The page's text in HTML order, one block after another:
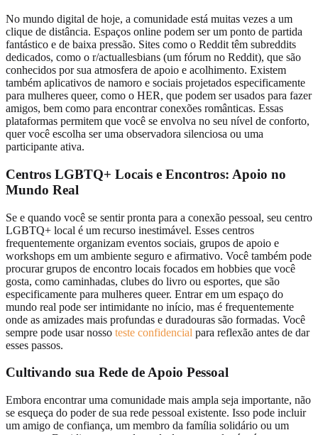
No mundo digital de hoje, a comunidade está muitas vezes a um
clique de distância. Espaços online podem ser um ponto de partida
fantástico e de baixa pressão. Sites como o Reddit têm subreddits
dedicados, como o r/actuallesbians (um fórum no Reddit), que são
conhecidos por sua atmosfera de apoio e acolhimento. Existem
também aplicativos de namoro e sociais projetados especificamente
para mulheres queer, como o HER, que podem ser usados para fazer
amigos, bem como para encontrar conexões românticas. Essas
plataformas permitem que você se envolva no seu nível de conforto,
quer você escolha ser uma observadora silenciosa ou uma
participante ativa.
Centros LGBTQ+ Locais e Encontros: Apoio no
Mundo Real
Se e quando você se sentir pronta para a conexão pessoal, seu centro
LGBTQ+ local é um recurso inestimável. Esses centros
frequentemente organizam eventos sociais, grupos de apoio e
workshops em um ambiente seguro e afirmativo. Você também pode
procurar grupos de encontro locais focados em hobbies que você
gosta, como caminhadas, clubes do livro ou esportes, que são
especificamente para mulheres queer. Entrar em um espaço do
mundo real pode ser intimidante no início, mas é frequentemente
onde as amizades mais profundas e duradouras são formadas. Você
sempre pode usar nosso teste confidencial para reflexão antes de dar
esses passos.
Cultivando sua Rede de Apoio Pessoal
Embora encontrar uma comunidade mais ampla seja importante, não
se esqueça do poder de sua rede pessoal existente. Isso pode incluir
um amigo de confiança, um membro da família solidário ou um